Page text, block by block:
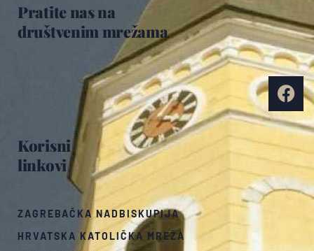
Korisni
linkovi
ZAGREBAČKA NADBISKUPIJA
HRVATSKA KATOLIČKA MREŽA
Pratite nas na
društvenim mrežama